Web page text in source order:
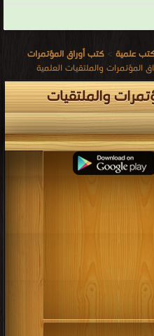
علمية > كتب أوراق المؤتمرات
والملتقيات العلمية
والملتقيات